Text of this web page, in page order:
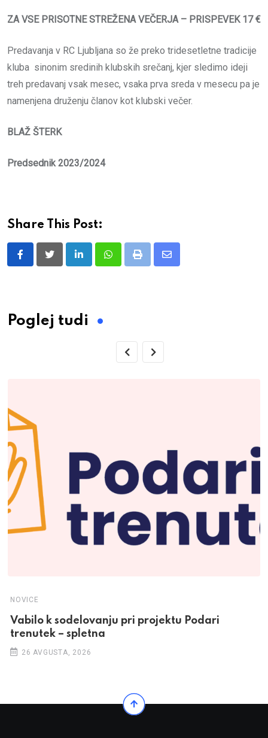
ZA VSE PRISOTNE STREŽENA VEČERJA – PRISPEVEK 17 €
Predavanja v RC Ljubljana so že preko tridesetletne tradicije
kluba sinonim sredinih klubskih srečanj, kjer sledimo ideji
treh predavanj vsak mesec, vsaka prva sreda v mesecu pa je
namenjena druženju članov kot klubski večer.
BLAŽ ŠTERK
Predsednik 2023/2024
Share This Post:
LinkedInWhatsappPrint
Share
Poglej tudi
NOVICE
Vabilo k sodelovanju pri projektu Podari
trenutek – spletna
26 AVGUSTA, 2026